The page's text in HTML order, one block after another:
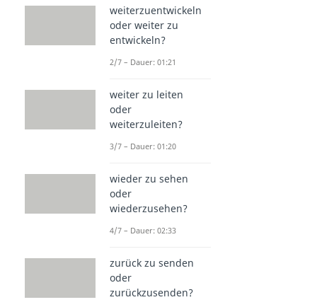
weiterzuentwickeln
oder weiter zu
entwickeln?
2/7 – Dauer: 01:21
weiter zu leiten
oder
weiterzuleiten?
3/7 – Dauer: 01:20
wieder zu sehen
oder
wiederzusehen?
4/7 – Dauer: 02:33
zurück zu senden
oder
zurückzusenden?